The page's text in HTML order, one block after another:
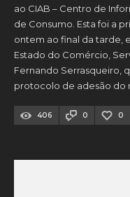
ao CIAB – Centro de
de Consumo. Esta foi a
ontem ao final da tarde,
Estado do Comércio,
Fernando Serrasqueiro,
protocolo de adesão do
406 0 0